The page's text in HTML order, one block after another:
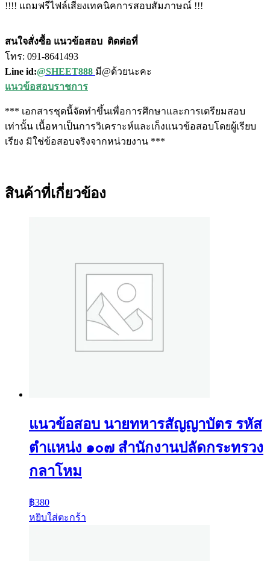
!!!! แถมฟรีไฟล์เสียงเทคนิคการสอบสัมภาษณ์ !!!
สนใจสั่งซื้อ แนวข้อสอบ ติดต่อที่
โทร: 091-8641493
Line id:@SHEET888 มี@ด้วยนะคะ
แนวข้อสอบราชการ
*** เอกสารชุดนี้จัดทำขึ้นเพื่อการศึกษาและการเตรียมสอบ
เท่านั้น เนื้อหาเป็นการวิเคราะห์และเก็งแนวข้อสอบโดยผู้เรียบ
เรียง มิใช่ข้อสอบจริงจากหน่วยงาน ***
สินค้าที่เกี่ยวข้อง
แนวข้อสอบ นายทหารสัญญาบัตร รหัส
ตำแหน่ง ๑๐๗ สำนักงานปลัดกระทรวง
กลาโหม
฿380
หยิบใส่ตะกร้า